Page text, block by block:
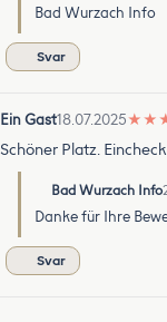
Bad Wurzach Info
Svar
Ein Gast18.07.2025★ ★
Schöner Platz.
Bad Wurzach Info
Danke für Ihre
Svar